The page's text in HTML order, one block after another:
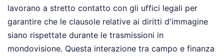
lavorano a stretto contatto con gli uffici legali per
garantire che le clausole relative ai diritti d'immagine
siano rispettate durante le trasmissioni in
mondovisione. Questa interazione tra campo e finanza